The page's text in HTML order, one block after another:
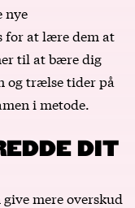
nye
for at lære dem at
til at bære dig
og trælse tider på
i metode.
DIT
mere overskud